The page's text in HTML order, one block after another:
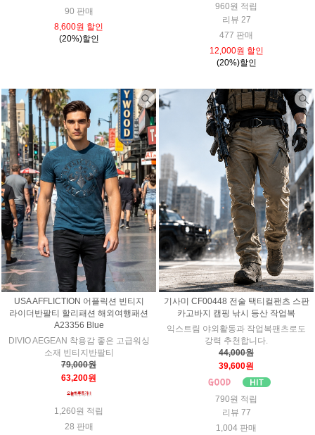
90 판매
8,600원 할인
(20%)할인
960원 적립
리뷰 27
477 판매
12,000원 할인
(20%)할인
USA AFFLICTION 어플릭션 빈티지
라이더반팔티 할리패션 해외여행패션
A23356 Blue
DIVIO AEGEAN 착용감 좋은 고급워싱
소재 빈티지반팔티
79,000원
63,200원
1,260원 적립
28 판매
기사미 CF00448 전술 택티컬팬츠 스판
카고바지 캠핑 낚시 등산 작업복
익스트림 야외활동과 작업복팬츠로도
강력 추천합니다.
44,000원
39,600원
790원 적립
리뷰 77
1,004 판매